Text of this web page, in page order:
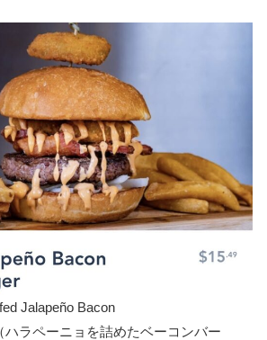
Jalapeño Bacon
ハラペーニョを詰めたベーコンバー